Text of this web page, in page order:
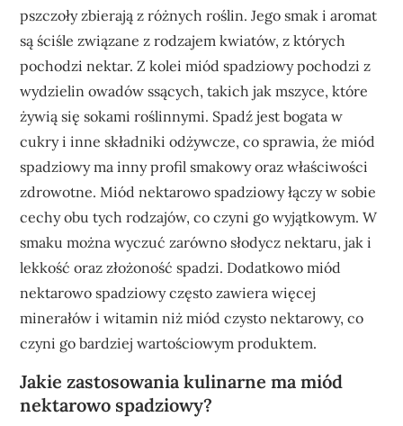
pszczoły zbierają z różnych roślin. Jego smak i aromat
są ściśle związane z rodzajem kwiatów, z których
pochodzi nektar. Z kolei miód spadziowy pochodzi z
wydzielin owadów ssących, takich jak mszyce, które
żywią się sokami roślinnymi. Spadź jest bogata w
cukry i inne składniki odżywcze, co sprawia, że miód
spadziowy ma inny profil smakowy oraz właściwości
zdrowotne. Miód nektarowo spadziowy łączy w sobie
cechy obu tych rodzajów, co czyni go wyjątkowym. W
smaku można wyczuć zarówno słodycz nektaru, jak i
lekkość oraz złożoność spadzi. Dodatkowo miód
nektarowo spadziowy często zawiera więcej
minerałów i witamin niż miód czysto nektarowy, co
czyni go bardziej wartościowym produktem.
Jakie zastosowania kulinarne ma miód
nektarowo spadziowy?